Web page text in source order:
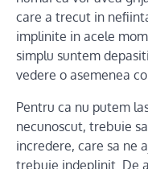
care a trecut in
implinite in acele
simplu suntem
vedere o asemenea
Pentru ca nu putem
necunoscut, trebuie
incredere, care sa ne
trebuie indeplinit. De